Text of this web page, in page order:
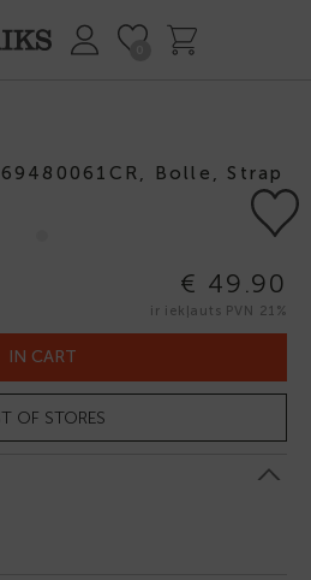
Bolle, Strap
€ 49.90
ir iekļauts PVN 21%
IN CART
OF STORES